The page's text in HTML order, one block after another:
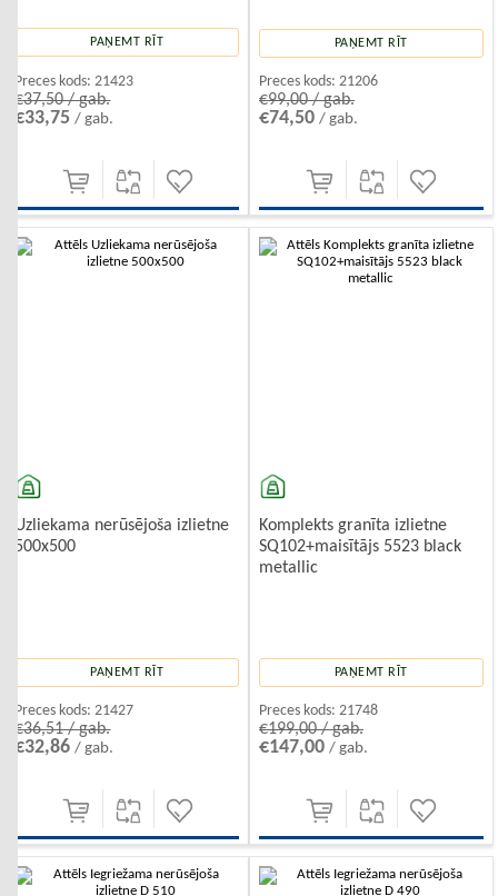
PAŅEMT RĪT
Preces kods: 21423
€37,50 / gab.
€33,75/ gab.
PAŅEMT RĪT
Preces kods: 21206
€99,00 / gab.
€74,50 / gab.
Uzliekama nerūsējoša izlietne
500x500
PAŅEMT RĪT
Preces kods: 21427
€36,51 / gab.
€32,86/ gab.
Komplekts granīta izlietne
SQ102+maisītājs 5523 black
metallic
PAŅEMT RĪT
Preces kods: 21748
€199,00 / gab.
€147,00 / gab.